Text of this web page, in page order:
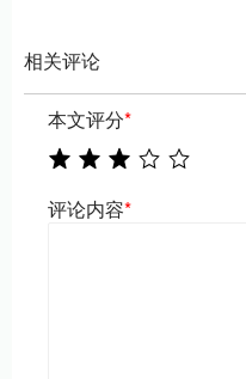
相关评论
本文评分*
评论内容*